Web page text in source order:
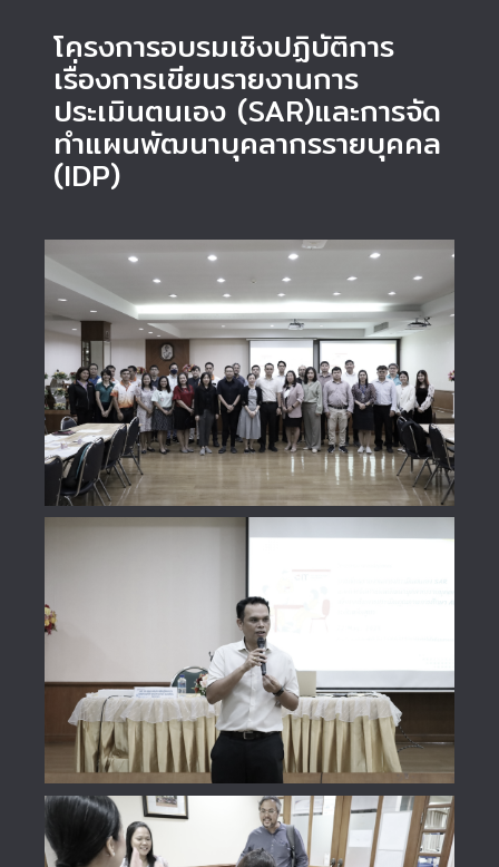
โครงการอบรมเชิงปฏิบัติการ
เรื่องการเขียนรายงานการ
ประเมินตนเอง (SAR)และการจัด
ทำแผนพัฒนาบุคลากรรายบุคคล
(IDP)